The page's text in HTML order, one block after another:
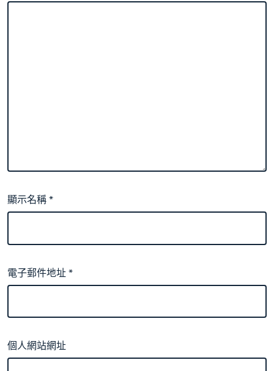
顯示名稱*
電子郵件地址*
個人網站網址